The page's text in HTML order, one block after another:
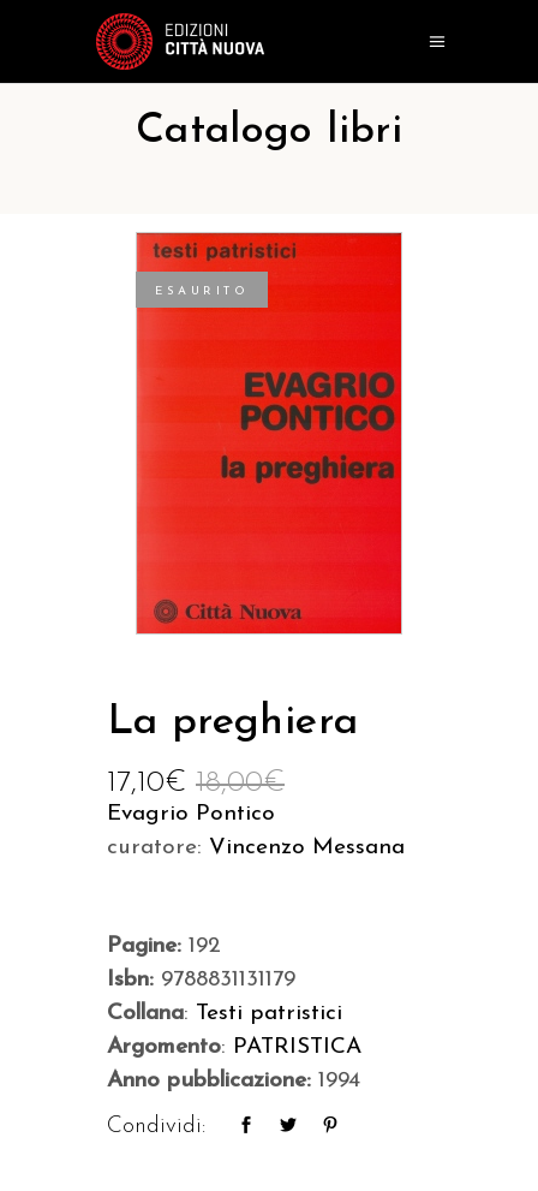
Catalogo libri
ESAURITO
La preghiera
18,00€
17,10€
Evagrio Pontico
curatore: Vincenzo Messana
Pagine: 192
Isbn: 9788831131179
Collana: Testi patristici
Argomento: PATRISTICA
Anno pubblicazione: 1994
Condividi: